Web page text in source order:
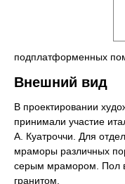
подплатформенных
Внешний вид
В проектировании
принимали участие
А. Куатроччи. Для
мраморы различных
серым мрамором. Пол
гранитом.